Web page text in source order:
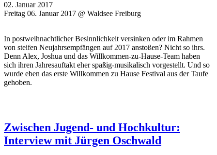
02. Januar 2017
Freitag 06. Januar 2017 @ Waldsee Freiburg
In postweihnachtlicher Besinnlichkeit versinken oder im Rahmen
von steifen Neujahrsempfängen auf 2017 anstoßen? Nicht so ihrs.
Denn Alex, Joshua und das Willkommen-zu-Hause-Team haben
sich ihren Jahresauftakt eher spaßig-musikalisch vorgestellt. Und so
wurde eben das erste Willkommen zu Hause Festival aus der Taufe
gehoben.
Zwischen Jugend- und Hochkultur:
Interview mit Jürgen Oschwald